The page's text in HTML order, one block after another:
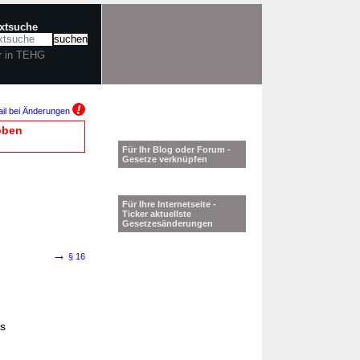
in TEHG
bei Änderungen
→ § 16
Für Ihr Blog oder Forum -
Gesetze verknüpfen
Für Ihre Internetseite -
Ticker aktuellste
Gesetzesänderungen